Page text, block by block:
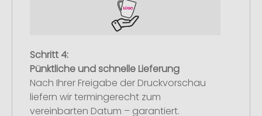
Schritt 4:
Pünktliche und schnelle Lieferung
Nach Ihrer Freigabe der Druckvorschau
liefern wir termingerecht zum
vereinbarten Datum – garantiert.